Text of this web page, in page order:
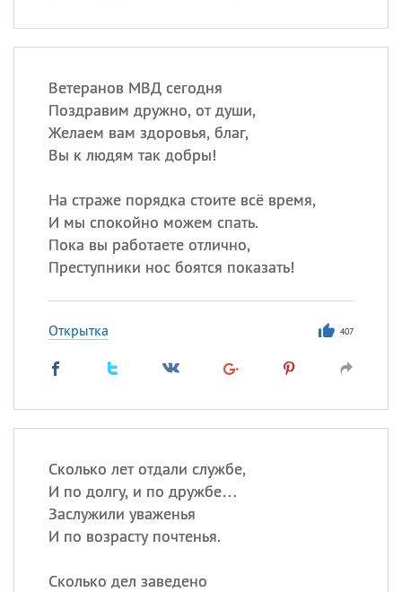
Ветеранов МВД сегодня
Поздравим дружно, от души,
Желаем вам здоровья, благ,
Вы к людям так добры!
На страже порядка стоите всё время,
И мы спокойно можем спать.
Пока вы работаете отлично,
Преступники нос боятся показать!
Открытка 407
Сколько лет отдали службе,
И по долгу, и по дружбе…
Заслужили уваженья
И по возрасту почтенья.
Сколько дел заведено